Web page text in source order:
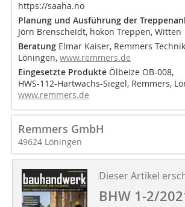
https://saaha.no
Planung und Ausführung der
Jörn Brenscheidt, hokon Treppen, Witten
Beratung Elmar Kaiser, Remmers
Löningen, www.remmers.de
Eingesetzte Produkte Ölbeize OB-008,
HWS-112-Hartwachs-Siegel, Remmers,
www.remmers.de
Remmers GmbH
49624 Löningen
Dieser Artikel
BHW 1-2/